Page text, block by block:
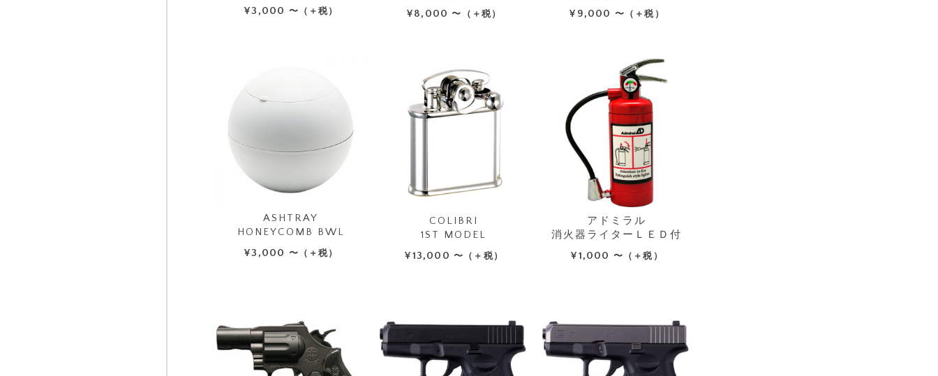
¥3,000 〜（＋税）
¥8,000 〜（＋税）
¥ 9,000 〜（＋税）
ASHTRAY
HONEYCOMB BWL
¥3,000 〜（＋税）
COLIBRI
1ST MODEL
¥13,000 〜（＋税）
アドミラル
消火器ライターＬＥＤ付
¥1,000 〜（＋税）